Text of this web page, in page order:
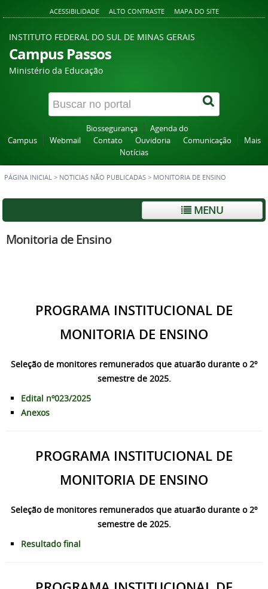
ACESSIBILIDADE ALTO CONTRASTE MAPA DO SITE
INSTITUTO FEDERAL DO SUL DE MINAS GERAIS
Campus Passos
Ministério da Educação
Biossegurança
Agenda do
Campus
Webmail Contato Ouvidoria Comunicação
Mais
Notícias
PÁGINA INICIAL > NOTICIAS NÃO PUBLICADAS > MONITORIA DE ENSINO
MENU
Monitoria de Ensino
PROGRAMA INSTITUCIONAL DE
MONITORIA DE ENSINO
Seleção de monitores remunerados que atuarão durante o 2º
semestre de 2025.
Edital nº023/2025
Anexos
PROGRAMA INSTITUCIONAL DE
MONITORIA DE ENSINO
Seleção de monitores remunerados que atuarão durante o 2º
semestre de 2025.
Resultado final